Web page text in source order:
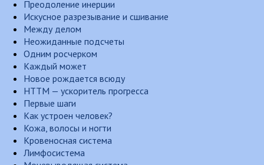
Преодоление инерции
Искусное разрезывание и сшивание
Между делом
Неожиданные подсчеты
Одним росчерком
Каждый может
Новое рождается всюду
НТТМ — ускоритель прогресса
Первые шаги
Как устроен человек?
Кожа, волосы и ногти
Кровеносная система
Лимфосистема